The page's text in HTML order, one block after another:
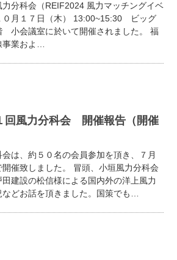
分科会（REIF2024 風力マッチングイベ
０月１７日（木） 13:00~15:30 ビッグ
小会議室に於いて開催されました。 福
業およ…
風力分科会 開催報告（開催
は、約５０名の会員参加を頂き、７月
催致しました。 冒頭、小垣風力分科会
建設の松信様による国内外の洋上風力
どお話を頂きました。国策でも…